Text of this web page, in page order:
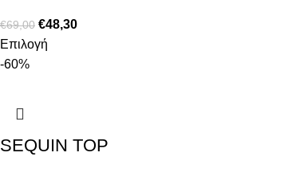
€69,00 €48,30
Επιλογή
-60%
SEQUIN TOP